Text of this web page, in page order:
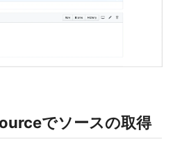
でソースの取得